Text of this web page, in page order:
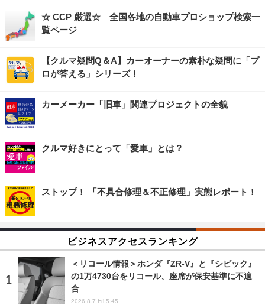
☆ CCP 厳選☆ 全国各地の自動車プロショップ検索一
覧ページ
【クルマ疑問Q＆A】カーオーナーの素朴な疑問に「プ
ロが答える」シリーズ！
カーメーカー「旧車」関連プロジェクトの全貌
クルマ好きにとって「愛車」とは？
ストップ！ 「不具合修理＆不正修理」実態レポート！
ビジネスアクセスランキング
＜リコール情報＞ホンダ『ZR-V』と『シビック』
の1万4730台をリコール、座席が保安基準に不適
合
2026.8.7 Fri 5:45